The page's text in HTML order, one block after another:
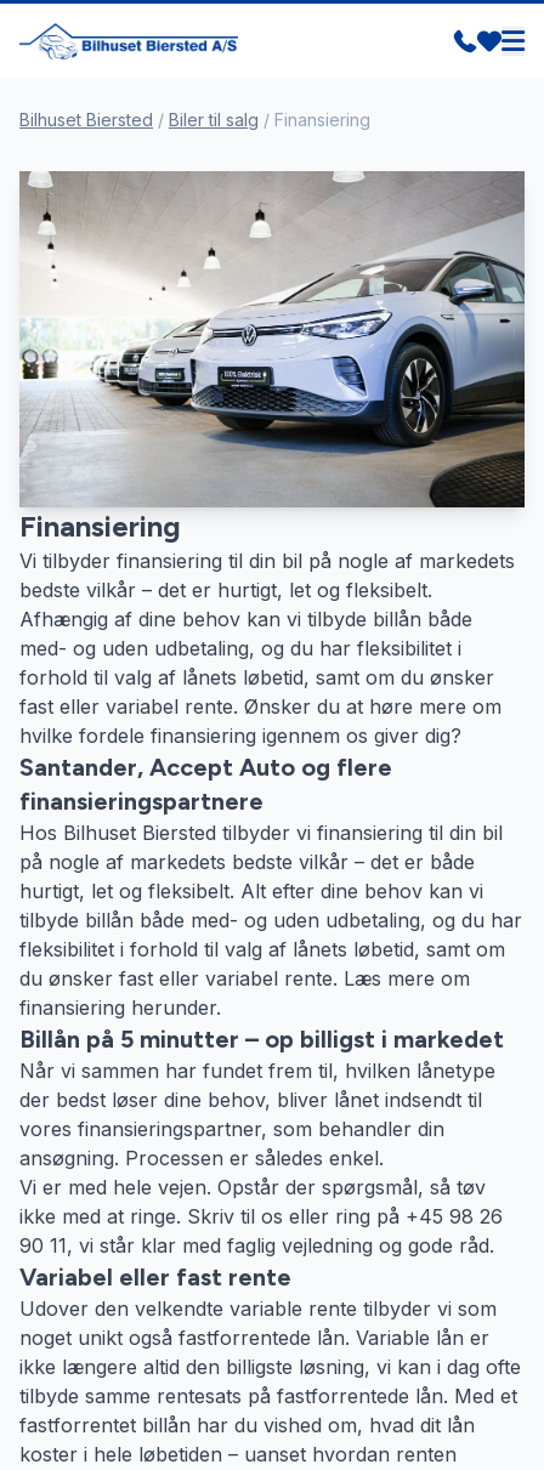
Bilhuset Biersted / Biler til salg / Finansiering
Finansiering
Vi tilbyder finansiering til din bil på nogle af markedets
bedste vilkår – det er hurtigt, let og fleksibelt.
Afhængig af dine behov kan vi tilbyde billån både
med- og uden udbetaling, og du har fleksibilitet i
forhold til valg af lånets løbetid, samt om du ønsker
fast eller variabel rente. Ønsker du at høre mere om
hvilke fordele finansiering igennem os giver dig?
Santander, Accept Auto og flere
finansieringspartnere
Hos Bilhuset Biersted tilbyder vi finansiering til din bil
på nogle af markedets bedste vilkår – det er både
hurtigt, let og fleksibelt. Alt efter dine behov kan vi
tilbyde billån både med- og uden udbetaling, og du har
fleksibilitet i forhold til valg af lånets løbetid, samt om
du ønsker fast eller variabel rente. Læs mere om
finansiering herunder.
Billån på 5 minutter – op billigst i markedet
Når vi sammen har fundet frem til, hvilken lånetype
der bedst løser dine behov, bliver lånet indsendt til
vores finansieringspartner, som behandler din
ansøgning. Processen er således enkel.
Vi er med hele vejen. Opstår der spørgsmål, så tøv
ikke med at ringe. Skriv til os eller ring på +45 98 26
90 11, vi står klar med faglig vejledning og gode råd.
Variabel eller fast rente
Udover den velkendte variable rente tilbyder vi som
noget unikt også fastforrentede lån. Variable lån er
ikke længere altid den billigste løsning, vi kan i dag ofte
tilbyde samme rentesats på fastforrentede lån. Med et
fastforrentet billån har du vished om, hvad dit lån
koster i hele løbetiden – uanset hvordan renten